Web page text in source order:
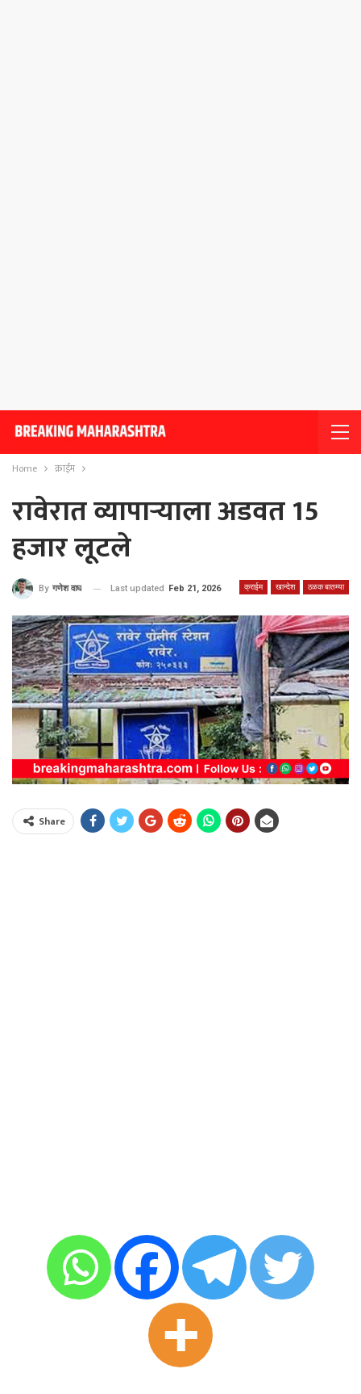
Home क्राईम
रावेरात व्यापार्‍याला अडवत 15
हजार लूटले
क्राईम खान्देश ठळक बातम्या
By गणेश वाघ Last updated Feb 21, 2026
Share